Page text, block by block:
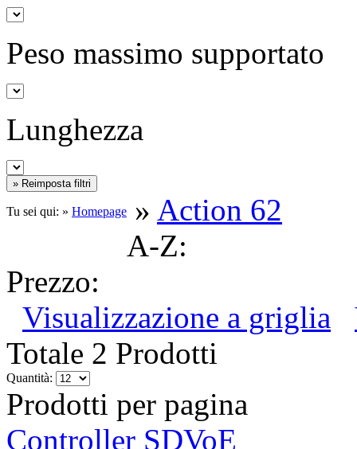
Peso massimo supportato
Lunghezza
Tu sei qui: » Homepage » Action 62
A-Z:
Prezzo:
Visualizzazione a griglia
Totale 2 Prodotti
Quantità:
Prodotti per pagina
Controller SDVoE